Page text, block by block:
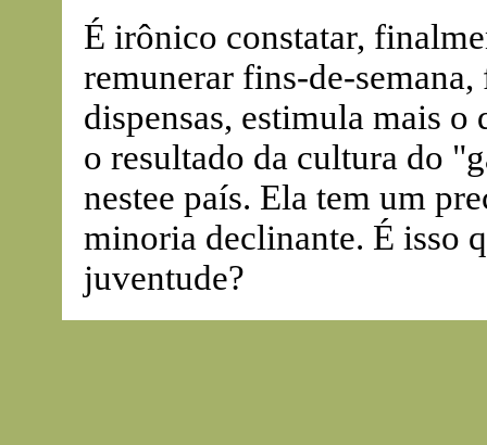
É irônico constatar,
remunerar fins-de-
dispensas, estimula mais o
o resultado da cultura do
nestee país. Ela tem um
minoria declinante. É isso
juventude?